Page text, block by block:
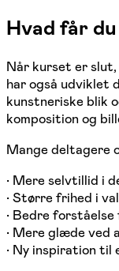
Hvad får
Når kurset er
har også udviklet
kunstneriske blik
komposition og
Mange deltagere
• Mere selvtillid i
• Større frihed i
• Bedre
• Mere glæde ved
• Ny inspiration